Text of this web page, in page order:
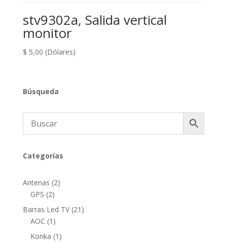
stv9302a, Salida vertical
monitor
$ 5,00 (Dólares)
Búsqueda
Categorías
Antenas 22
GPS 22
productos
Barras Led TV 21 21
AOC 1 1
producto
Konka 1 1